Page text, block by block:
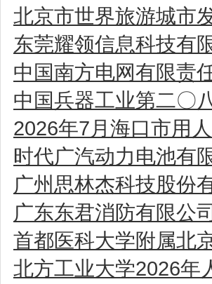
北京市世界旅游城市
东莞耀领信息科技有
中国南方电网有限责
中国兵器工业第二〇
2026年7月海口市用
时代广汽动力电池有
广州思林杰科技股份
广东东君消防有限公
首都医科大学附属北
北方工业大学2026年